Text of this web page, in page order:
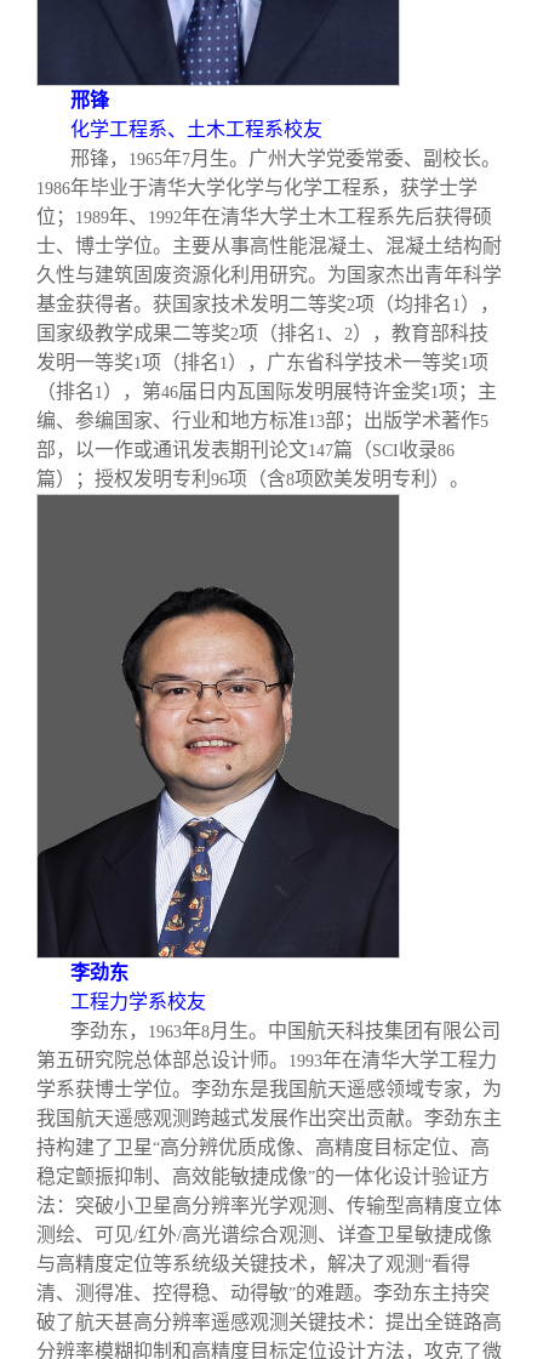
邢锋
化学工程系、土木工程系校友
邢锋，
1965年7月生。广州大学党委常委、副校长。
1986年毕业于清华大学化学与化学工程系，获学士学
位；
1989年、 1992年在清华大学土木工程系先后获得硕
士、博士学位。主要从事高性能混凝土、混凝土结构耐
久性与建筑固废资源化利用研究。为国家杰出青年科学
基金获得者。获国家技术发明二等奖2项（均排名 1 ），
国家级教学成果二等奖2项（排名 1 、 2），教育部科技
发明一等奖1项（排名 1 ），广东省科学技术一等奖1项
（排名 1 ），第46届日内瓦国际发明展特许金奖1项；主
编、参编国家、行业和地方标准13部；出版学术著作5
部，以一作或通讯发表期刊论文147篇（SCI收录86
篇）；授权发明专利 96项（含8项欧美发明专利）。
李劲东
工程力学系校友
李劲东，
1963年8月生。中国航天科技集团有限公司
第五研究院总体部总设计师。
1993年在清华大学工程力
学系获博士学位。李劲东是我国航天遥感领域专家，为
我国航天遥感观测跨越式发展作出突出贡献。李劲东主
持构建了卫星“高分辨优质成像、高精度目标定位、高
稳定颤振抑制、高效能敏捷成像”的一体化设计验证方
法：突破小卫星高分辨率光学观测、传输型高精度立体
测绘、可见/红外/高光谱综合观测、详查卫星敏捷成像
与高精度定位等系统级关键技术，解决了观测 “看得
清、测得准、控得稳、动得敏”的难题。李劲东主持突
破了航天甚高分辨率遥感观测关键技术：提出全链路高
分辨率模糊抑制和高精度目标定位设计方法，攻克了微